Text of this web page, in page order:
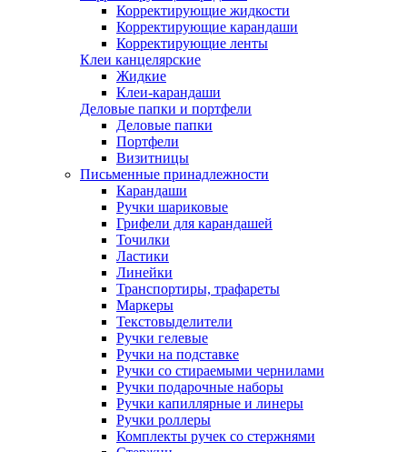
Корректирующие жидкости
Корректирующие карандаши
Корректирующие ленты
Клеи канцелярские
Жидкие
Клеи-карандаши
Деловые папки и портфели
Деловые папки
Портфели
Визитницы
Письменные принадлежности
Карандаши
Ручки шариковые
Грифели для карандашей
Точилки
Ластики
Линейки
Транспортиры, трафареты
Маркеры
Текстовыделители
Ручки гелевые
Ручки на подставке
Ручки со стираемыми чернилами
Ручки подарочные наборы
Ручки капиллярные и линеры
Ручки роллеры
Комплекты ручек со стержнями